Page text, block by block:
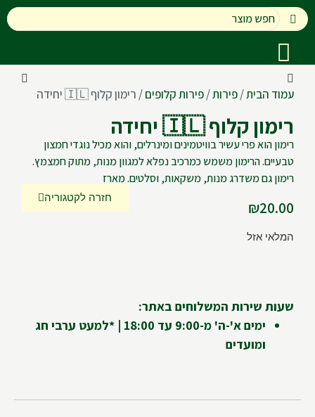
עמוד הבית/פירות/פירות קלופים/ רימון קלוף 🇮🇱 יחידה
רימון קלוף 🇮🇱 יחידה
רימון הוא פרי עשיר בוויטמינים ומינרלים, והוא מכיל נוגדי חמצון
טבעיים. הרימון משמש כמרכיב נפלא למגוון מנות, מתוק חמצמץ.
רימון גם משדרג מנות, משקאות, וסלטים. מארז
₪20.00
המלאי אזל
חזרה לקטגוריה
שעות שירות המשלוחים באתר:
ימים א'-ה' מ-9:00 עד 18:00 | *למעט ערבי חג
ומועדים